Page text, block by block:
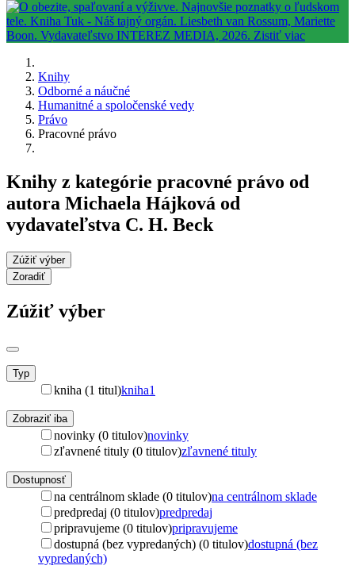
Knihy
Odborné a náučné
Humanitné a spoločenské vedy
Právo
Pracovné právo
Knihy z kategórie pracovné právo od
autora Michaela Hájková od
vydavateľstva C. H. Beck
Zúžiť výber
Zoradiť
Zúžiť výber
Typ
kniha (1 titul)kniha1
Zobraziť iba
novinky (0 titulov)novinky
zľavnené tituly (0 titulov)zľavnené tituly
Dostupnosť
na centrálnom sklade (0 titulov)na centrálnom sklade
predpredaj (0 titulov)predpredaj
pripravujeme (0 titulov)pripravujeme
dostupná (bez vypredaných) (0 titulov)dostupná (bez
vypredaných)